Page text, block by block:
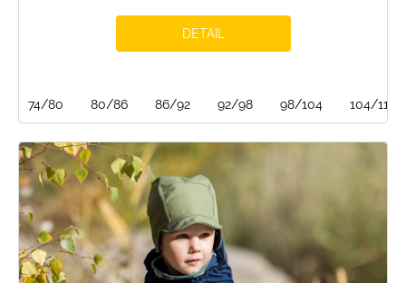
DETAIL
74/80 80/86 86/92 92/98 98/104 104/110